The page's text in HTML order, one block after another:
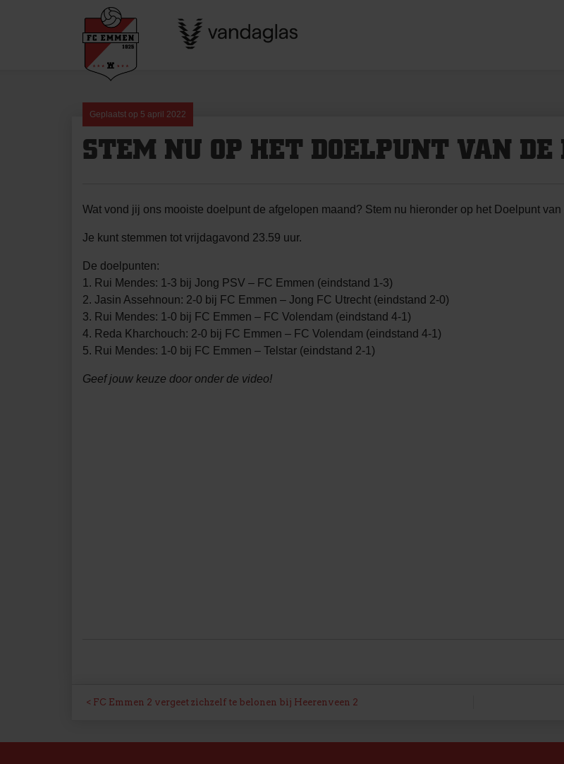
Geplaatst op 5 april 2022
STEM NU OP HET DOELPUNT VAN
Wat vond jij ons mooiste doelpunt de afgelopen maand? Stem nu hieronder op het Doelpunt van
Je kunt stemmen tot vrijdagavond 23.59 uur.
De doelpunten:
1. Rui Mendes: 1-3 bij Jong PSV – FC Emmen (eindstand 1-3)
2. Jasin Assehnoun: 2-0 bij FC Emmen – Jong FC Utrecht (eindstand 2-0)
3. Rui Mendes: 1-0 bij FC Emmen – FC Volendam (eindstand 4-1)
4. Reda Kharchouch: 2-0 bij FC Emmen – FC Volendam (eindstand 4-1)
5. Rui Mendes: 1-0 bij FC Emmen – Telstar (eindstand 2-1)
Geef jouw keuze door onder de video!
BERICHT
NAVIGATIE
FC Emmen 2 vergeet zichzelf te belonen bij Heerenveen 2